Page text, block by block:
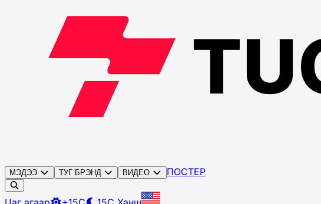
МЭДЭЭ ТУГ БРЭНД ВИДЕО ПОСТЕР